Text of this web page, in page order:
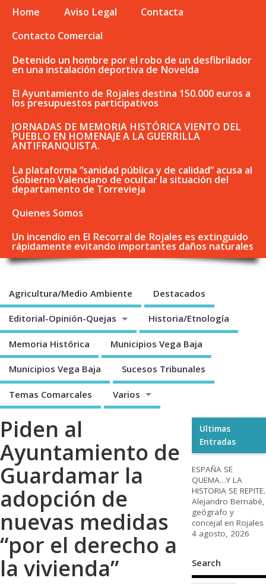
Home Aviso Legal
Contacta
Contacto Comercial
Detenido un hombre por el robo de un desfibrilador
en una instalación deportiva de Novelda
El Ayuntamiento de Rojales destina 150.000 euros a
los presupuestos participativos
JORNADAS DE MEMORIA HISTÓRICA VIENTO DEL
PUEBLO EN HOMENAJE A LA GUERRILLA
ANTIFRANQUISTA.
La plataforma “sanidad pública y de calidad” acusa al
Gobierno Valenciano de ocultar la situación del
departamento de Torrevieja
Quienes Somos
Un incendio en El Recorral de Rojales es extinguido
rápidamente evitando importantes daños naturales
Agricultura/Medio Ambiente Destacados
Editorial-Opinión-Quejas Historia/Etnología
Memoria Histórica Municipios Vega Baja
Municipios Vega Baja Sucesos Tribunales
Temas Comarcales Varios
Piden al
Ayuntamiento de
Guardamar la
adopción de
nuevas medidas
“por el derecho a
la vivienda”
Ultimas
Entradas
ESPAÑA SE
QUEMA…Y LA
HISTORIA SE REPITE.
Alejandro Bernabé,
geógrafo y
concejal en Rojales
4 agosto, 2026
Search